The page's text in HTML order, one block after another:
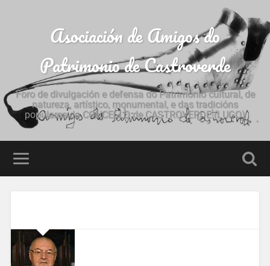
Asociación de Amigos do
Patrimonio de Castroverde
Foro de divulgación e defensa do Patrimonio cultural, de
natureza, artístico, monumental, e das tradicións
populares do CONCELLO de CASTROVERDE (LUGO)